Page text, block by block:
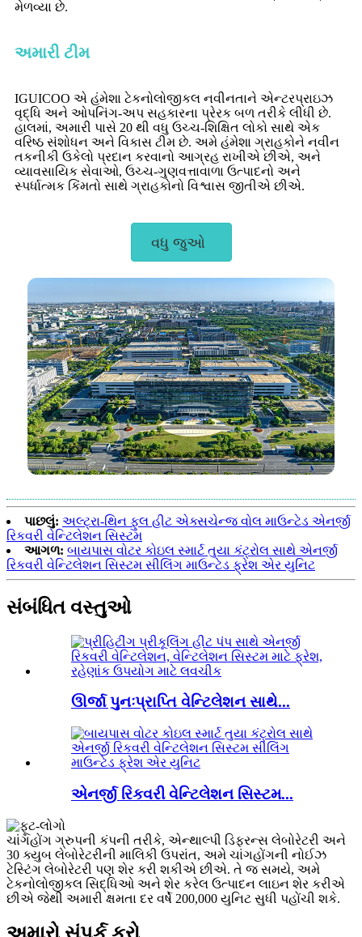
મેળવ્યા છે.
અમારી ટીમ
IGUICOO એ હંમેશા ટેકનોલોજીકલ નવીનતાને એન્ટરપ્રાઇઝ
વૃદ્ધિ અને ઓપનિંગ-અપ સહકારના પ્રેરક બળ તરીકે લીધી છે.
હાલમાં, અમારી પાસે 20 થી વધુ ઉચ્ચ-શિક્ષિત લોકો સાથે એક
વરિષ્ઠ સંશોધન અને વિકાસ ટીમ છે. અમે હંમેશા ગ્રાહકોને નવીન
તકનીકી ઉકેલો પ્રદાન કરવાનો આગ્રહ રાખીએ છીએ, અને
વ્યાવસાયિક સેવાઓ, ઉચ્ચ-ગુણવત્તાવાળા ઉત્પાદનો અને
સ્પર્ધાત્મક કિંમતો સાથે ગ્રાહકોનો વિશ્વાસ જીતીએ છીએ.
વધુ જુઓ
પાછલું: અલ્ટ્રા-થિન ફુલ હીટ એક્સચેન્જ વોલ માઉન્ટેડ એનર્જી
રિકવરી વેન્ટિલેશન સિસ્ટમ
આગળ: બાયપાસ વોટર કોઇલ સ્માર્ટ તુયા કંટ્રોલ સાથે એનર્જી
રિકવરી વેન્ટિલેશન સિસ્ટમ સીલિંગ માઉન્ટેડ ફ્રેશ એર યુનિટ
સંબંધિત વસ્તુઓ
ઊર્જા પુનઃપ્રાપ્તિ વેન્ટિલેશન સાથે...
એનર્જી રિકવરી વેન્ટિલેશન સિસ્ટમ...
ચાંગહોંગ ગ્રુપની કંપની તરીકે, એન્થાલ્પી ડિફરન્સ લેબોરેટરી અને
30 ક્યુબ લેબોરેટરીની માલિકી ઉપરાંત, અમે ચાંગહોંગની નોઈઝ
ટેસ્ટિંગ લેબોરેટરી પણ શેર કરી શકીએ છીએ. તે જ સમયે, અમે
ટેકનોલોજીકલ સિદ્ધિઓ અને શેર કરેલ ઉત્પાદન લાઇન શેર કરીએ
છીએ જેથી અમારી ક્ષમતા દર વર્ષે 200,000 યુનિટ સુધી પહોંચી શકે.
અમારો સંપર્ક કરો